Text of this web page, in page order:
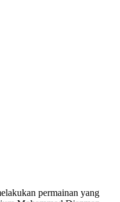
permainan yang